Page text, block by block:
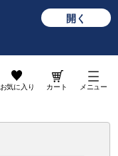
開く
お気に入り カート メニュー